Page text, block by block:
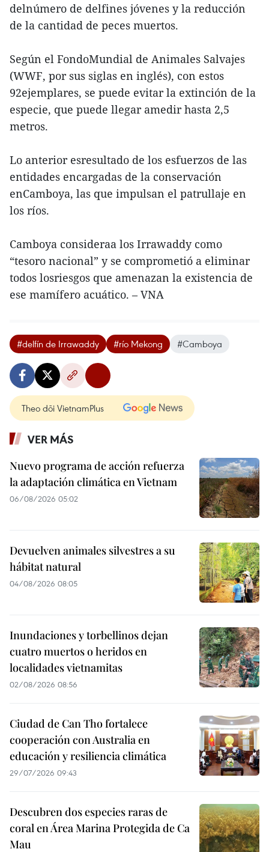
delnúmero de delfines jóvenes y la reducción
de la cantidad de peces muertos.
Según el FondoMundial de Animales Salvajes
(WWF, por sus siglas en inglés), con estos
92ejemplares, se puede evitar la extinción de la
especie, que puede llegar amedir hasta 2,5
metros.
Lo anterior esresultado de los esfuerzos de las
entidades encargadas de la conservación
enCamboya, las que impulsan el patrullaje en
los ríos.
Camboya consideraa los Irrawaddy como
“tesoro nacional” y se comprometió a eliminar
todos losriesgos que amenazan la existencia de
ese mamífero acuático. – VNA
#delfín de Irrawaddy #río Mekong #Camboya
Theo dõi VietnamPlus
VER MÁS
Nuevo programa de acción refuerza
la adaptación climática en Vietnam
06/08/2026 05:02
Devuelven animales silvestres a su
hábitat natural
04/08/2026 08:05
Inundaciones y torbellinos dejan
cuatro muertos o heridos en
localidades vietnamitas
02/08/2026 08:56
Ciudad de Can Tho fortalece
cooperación con Australia en
educación y resiliencia climática
29/07/2026 09:43
Descubren dos especies raras de
coral en Área Marina Protegida de Ca
Mau